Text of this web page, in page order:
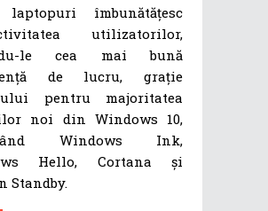
îmbunătățesc
utilizatorilor,
le cea mai bună
de lucru, grație
pentru majoritatea
noi din Windows 10,
Windows Ink,
Hello, Cortana și
Standby.